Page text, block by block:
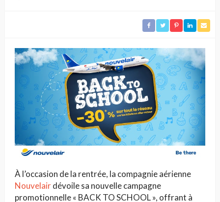
À l’occasion de la rentrée, la compagnie aérienne
Nouvelairdévoile sa nouvelle campagne
promotionnelle « BACK TO SCHOOL », offrant à